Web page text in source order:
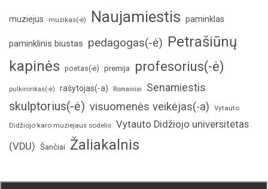
muziejus muzikas(-ė) Naujamiestis paminklas
paminklinis biustas pedagogas(-ė) Petrašiūnų
kapinės poetas(-ė) premija profesorius(-ė)
pulkininkas(-ė) rašytojas(-a) Romainiai Senamiestis
skulptorius(-ė) visuomenės veikėjas(-a) Vytauto
Didžiojo karo muziejaus sodelis Vytauto Didžiojo universitetas
(VDU) Šančiai Žaliakalnis